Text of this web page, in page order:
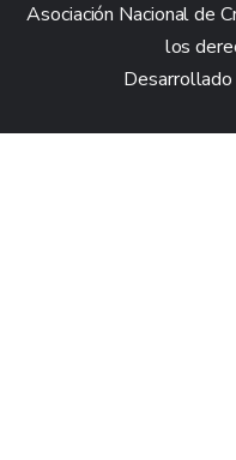
Asociación Nacional de
los